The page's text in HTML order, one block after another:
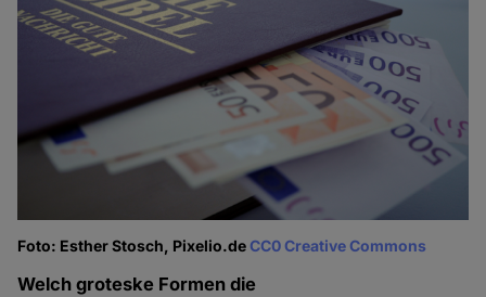
Foto: Esther Stosch, Pixelio.deCC0 Creative Commons
Welch groteske Formen die